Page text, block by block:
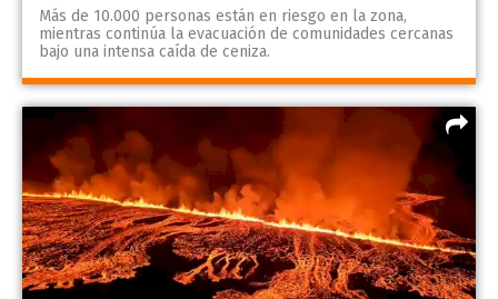
Más de 10.000 personas están en riesgo en la zona,
mientras continúa la evacuación de comunidades cercanas
bajo una intensa caída de ceniza.